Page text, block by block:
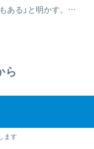
ある」と明かす。…
ら
ます